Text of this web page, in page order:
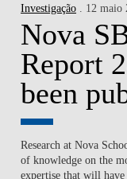
Investigação . 12 maio
Nova
Report
been
Research at Nova
of knowledge on the
expertise that will have